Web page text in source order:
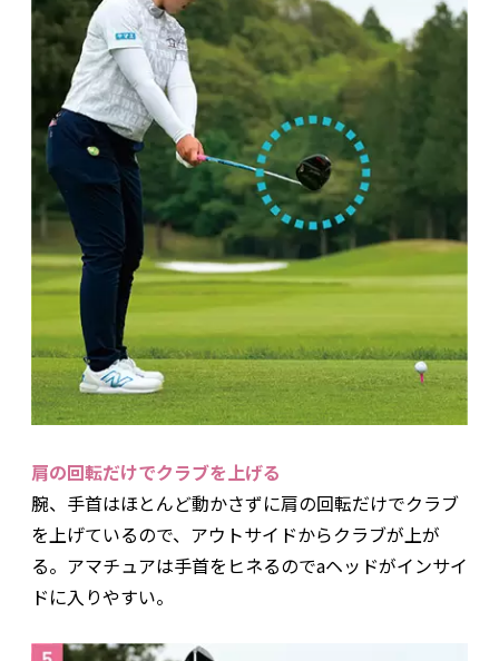
肩の回転だけでクラブを上げる
腕、手首はほとんど動かさずに肩の回転だけでクラブ
を上げているので、アウトサイドからクラブが上が
る。アマチュアは手首をヒネるのでaヘッドがインサイ
ドに入りやすい。